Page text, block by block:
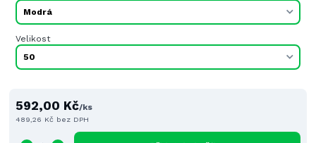
Velikost
592,00 Kč/ks
489,26 Kč bez DPH